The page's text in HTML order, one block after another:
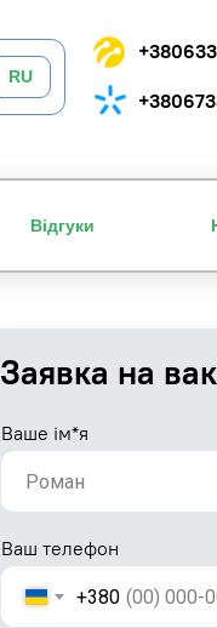
Відгуки
RU
Ваше ім*я
Ваш телефон
+380
Заявка на